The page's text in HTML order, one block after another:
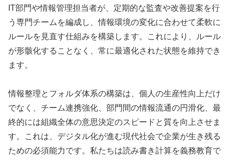
IT部門や情報管理担当者が、定期的な監査や改善提案を行
う専門チームを編成し、情報環境の変化に合わせて柔軟に
ルールを見直す仕組みを構築します。これにより、ルール
が形骸化することなく、常に最適化された状態を維持でき
ます。
情報整理とフォルダ体系の構築は、個人の生産性向上だけ
でなく、チーム連携強化、部門間の情報流通の円滑化、最
終的には組織全体の意思決定のスピードと質を向上させま
す。これは、デジタル化が進む現代社会で企業が生き残る
ための必須能力です。私たちは読み書き計算を義務教育で